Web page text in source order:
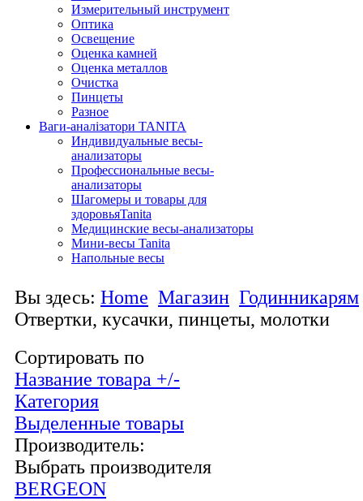
Измерительный инструмент
Оптика
Освещение
Оценка камней
Оценка металлов
Очистка
Пинцеты
Разное
Ваги-аналізатори TANITA
Индивидуальные весы-
анализаторы
Профессиональные весы-
анализаторы
Шагомеры и товары для
здоровьяTanita
Медицинские весы-анализаторы
Мини-весы Tanita
Напольные весы
Вы здесь: Home Магазин Годинникарям
Отвертки, кусачки, пинцеты, молотки
Сортировать по
Название товара +/-
Категория
Выделенные товары
Производитель:
Выбрать производителя
BERGEON